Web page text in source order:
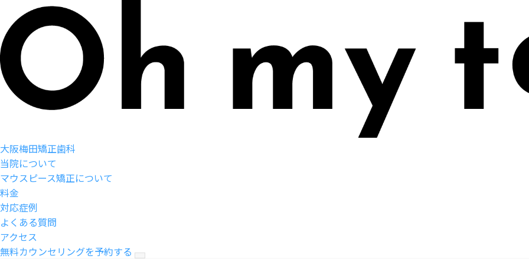
大阪梅田矯正歯科
当院について
マウスピース矯正について
料金
対応症例
よくある質問
アクセス
無料カウンセリングを予約する